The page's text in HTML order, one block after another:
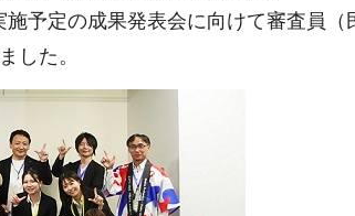
予定の成果発表会に向けて審査員（
した。